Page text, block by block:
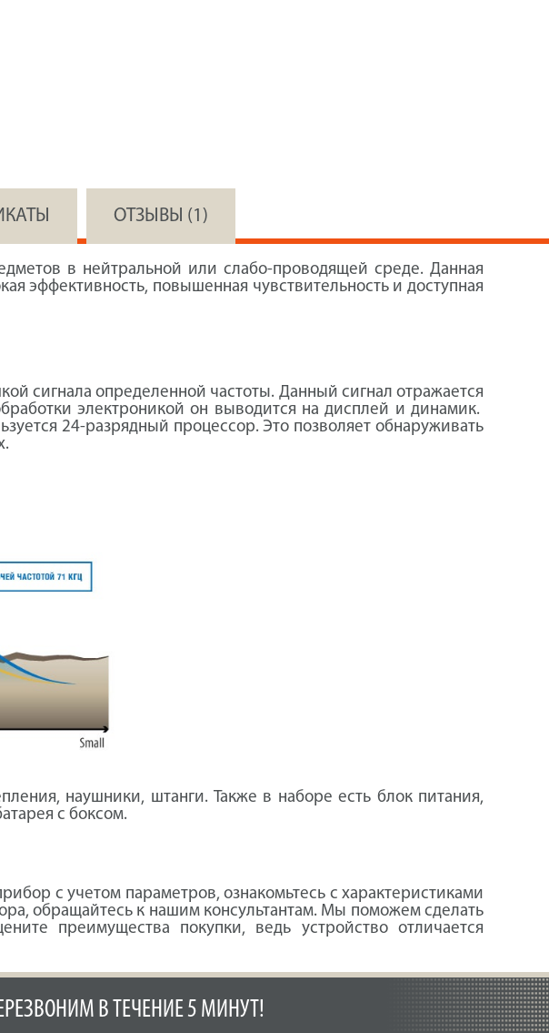
ОТЗЫВЫ (1)
в нейтральной или слабо-проводящей среде. Данная
эффективность, повышенная чувствительность и доступная
сигнала определенной частоты. Данный сигнал отражается
электроникой он выводится на дисплей и динамик.
24-разрядный процессор. Это позволяет обнаруживать
наушники, штанги. Также в наборе есть блок питания,
с боксом.
с учетом параметров, ознакомьтесь с характеристиками
обращайтесь к нашим консультантам. Мы поможем сделать
преимущества покупки, ведь устройство отличается
В ТЕЧЕНИЕ 5 МИНУТ!